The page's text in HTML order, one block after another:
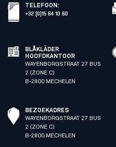
TELEFOON :
+32 (0)15 64 10 60
BLÅKLÄDER
HOOFDKANTOOR
WAYENBORGSTRAAT 27 BUS
2 (ZONE C)
B-2800 MECHELEN
BEZOEKADRES
WAYENBORGSTRAAT 27 BUS
2 (ZONE C)
B-2800 MECHELEN